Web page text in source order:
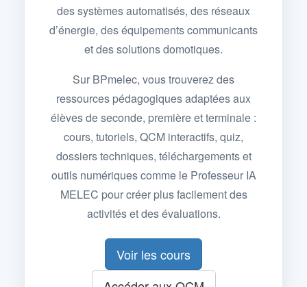
des systèmes automatisés, des réseaux
d’énergie, des équipements communicants
et des solutions domotiques.
Sur BPmelec, vous trouverez des
ressources pédagogiques adaptées aux
élèves de seconde, première et terminale :
cours, tutoriels, QCM interactifs, quiz,
dossiers techniques, téléchargements et
outils numériques comme le Professeur IA
MELEC pour créer plus facilement des
activités et des évaluations.
Voir les cours